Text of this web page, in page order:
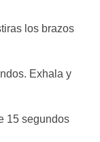
los brazos
Exhala y
15 segundos